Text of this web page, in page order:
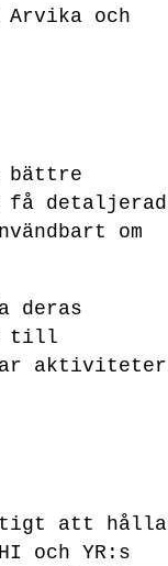
och
bättre
få detaljerad
om
deras
till
aktiviteter
att hålla
och YR:s